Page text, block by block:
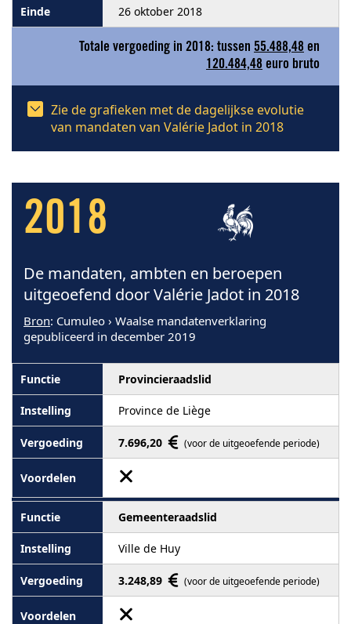
26 oktober 2018
Totale vergoeding in 2018: tussen 55.488,48 en
120.484,48 euro bruto
Zie de grafieken met de dagelijkse evolutie
van mandaten van Valérie Jadot in 2018
2018
De mandaten, ambten en beroepen
uitgeoefend door Valérie Jadot in 2018
Bron: Cumuleo › Waalse mandatenverklaring
gepubliceerd in december 2019
Provincieraadslid
Province de Liège
7.696,20 (voor de uitgeoefende periode)
Gemeenteraadslid
Ville de Huy
3.248,89 (voor de uitgeoefende periode)